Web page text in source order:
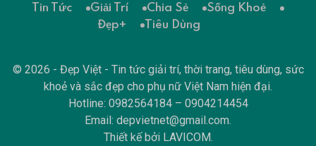
Tin Tức Giải Trí Chia Sẻ
Sống Khoẻ
Đẹp+
Tiêu Dùng
© 2026 - Đẹp Việt - Tin tức giải trí, thời trang, tiêu dùng, sức
khoẻ và sắc đẹp cho phụ nữ Việt Nam hiện đại.
Hotline: 0982564184 – 0904214454
Email: depvietnet@gmail.com.
Thiết kế bởi LAVICOM.